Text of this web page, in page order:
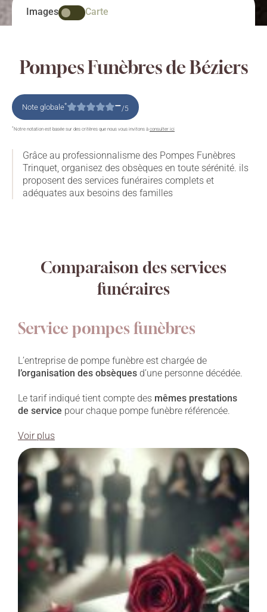
Images Carte
Pompes Funèbres de Béziers
Note globale* –/5
*Notre notation est basée sur des critères que nous vous invitons à consulter ici
Grâce au professionnalisme des Pompes Funèbres
Trinquet, organisez des obsèques en toute sérénité. ils
proposent des services funéraires complets et
adéquates aux besoins des familles
Comparaison des services
funéraires
Service pompes funèbres
L’entreprise de pompe funèbre est chargée de
l’organisation des obsèques d’une personne décédée.
Le tarif indiqué tient compte des mêmes prestations
de service pour chaque pompe funèbre référencée.
Voir plus